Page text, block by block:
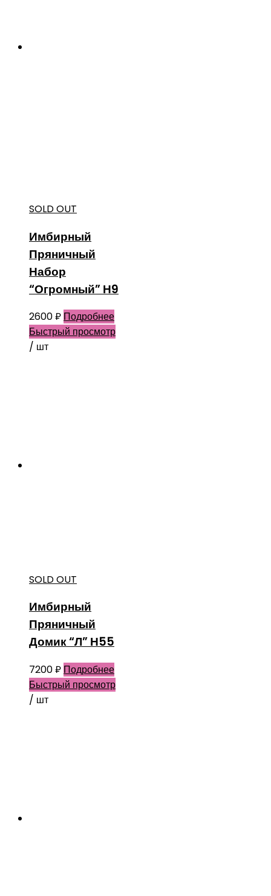
SOLD OUT
Имбирный
Пряничный
Набор
“Огромный” Н9
2600₽ Подробнее
Быстрый просмотр
/ шт
SOLD OUT
Имбирный
Пряничный
Домик “Л” Н55
7200₽ Подробнее
Быстрый просмотр
/ шт